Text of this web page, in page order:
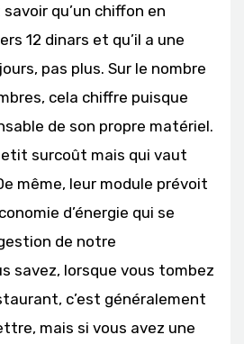
qu’un chiffon en
12 dinars et qu’il a une
pas plus. Sur le nombre
cela chiffre puisque
de son propre matériel.
surcoût mais qui vaut
même, leur module prévoit
d’énergie qui se
de notre
savez, lorsque vous tombez
c’est généralement
mais si vous avez une